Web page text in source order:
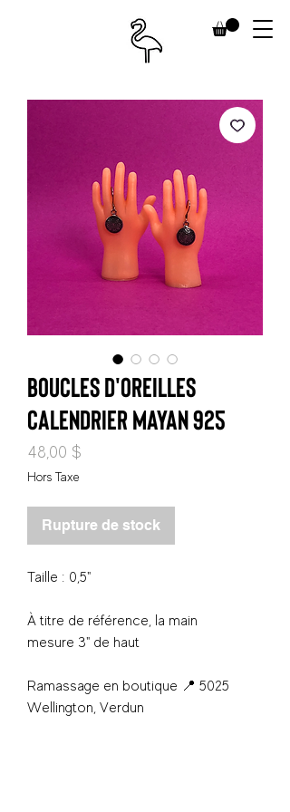
Boucles d'oreilles
calendrier mayan 925
48,00 $
Hors Taxe
Rupture de stock
Taille : 0,5"
À titre de référence, la main
mesure 3" de haut
Ramassage en boutique 📍 5025
Wellington, Verdun